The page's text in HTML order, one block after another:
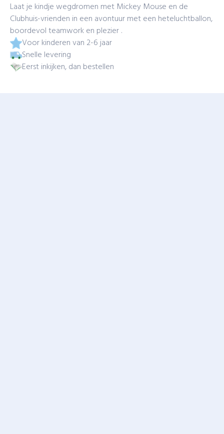
Laat je kindje wegdromen met Mickey Mouse en de
Clubhuis-vrienden in een avontuur met een heteluchtballon,
boordevol teamwork en plezier .
Voor kinderen van 2-6 jaar
Snelle levering
Eerst inkijken, dan bestellen